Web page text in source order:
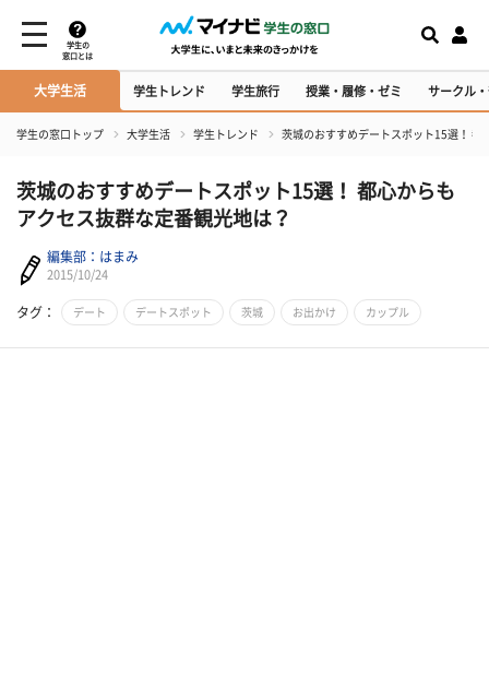
学生の
窓口とは
大学生活 学生トレンド 学生旅行 授業・履修・ゼミ サークル
学生の窓口トップ 大学生活 学生トレンド 茨城のおすすめデートスポット15選！ 都
茨城のおすすめデートスポット15選！ 都心からも
アクセス抜群な定番観光地は？
編集部：はまみ
2015/10/24
タグ： デート デートスポット 茨城 お出かけ カップル